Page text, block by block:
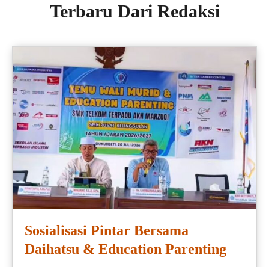
Terbaru Dari Redaksi
Sosialisasi Pintar Bersama
Daihatsu & Education Parenting